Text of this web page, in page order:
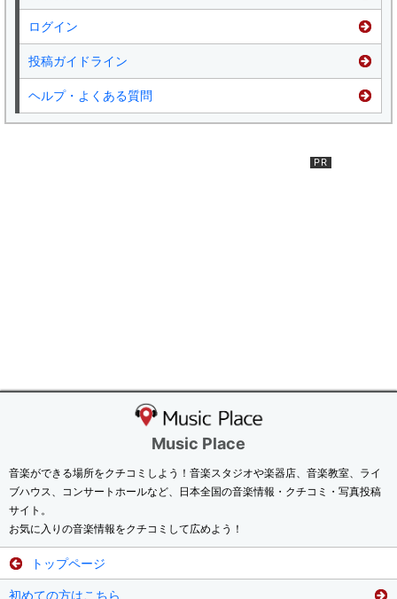
ログイン
投稿ガイドライン
ヘルプ・よくある質問
Music Place
音楽ができる場所をクチコミしよう！音楽スタジオや楽器店、音楽教室、ライ
ブハウス、コンサートホールなど、日本全国の音楽情報・クチコミ・写真投稿
サイト。
お気に入りの音楽情報をクチコミして広めよう！
トップページ
初めての方はこちら